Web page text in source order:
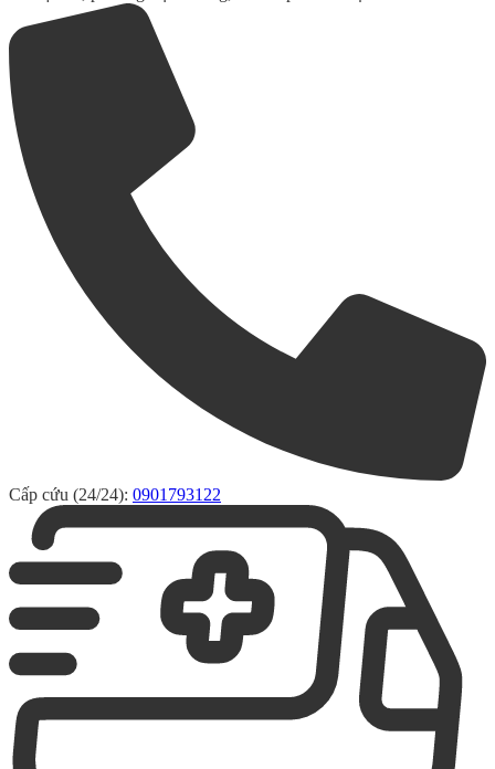
Cấp cứu (24/24): 0901793122